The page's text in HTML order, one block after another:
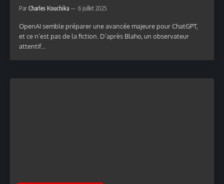
Par Charles Kouchika 6 juillet 2025
OpenAI semble préparer une avancée majeure pour ChatGPT,
et ce n’est pas de la fiction. D’après Blaho, un observateur
attentif…